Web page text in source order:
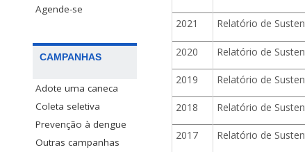
Agende-se
CAMPANHAS
Adote uma caneca
Coleta seletiva
Prevenção à dengue
Outras campanhas
2021 Relatório de
2020 Relatório de
2019 Relatório de
2018 Relatório de
2017 Relatório de